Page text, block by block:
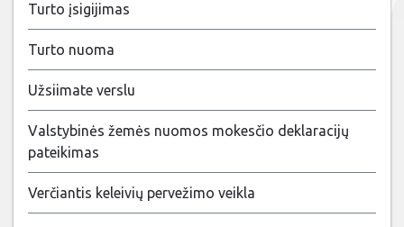
Turto įsigijimas
Turto nuoma
Užsiimate verslu
Valstybinės žemės nuomos mokesčio deklaracijų
pateikimas
Verčiantis keleivių pervežimo veikla